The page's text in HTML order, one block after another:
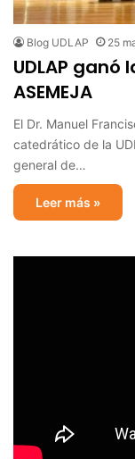
Blog UDLAP 25
UDLAP
ASEMEJA
El Dr. Manuel
catedrático de la
general de…
Leer más »